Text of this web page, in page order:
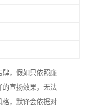
肆，假如只依照廉
的宣扬效果，无法
格，默锋会依据对